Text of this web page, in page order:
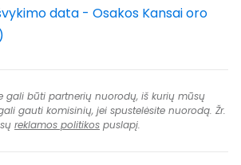
data - Osakos Kansai oro
gali būti partnerių nuorodų, iš kurių mūsų
gauti komisinių, jei spustelėsite nuorodą. Žr.
reklamos politikos puslapį.